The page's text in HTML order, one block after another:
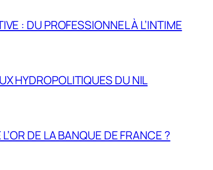
: DU PROFESSIONNEL À L’INTIME
HYDROPOLITIQUES DU NIL
DE LA BANQUE DE FRANCE ?